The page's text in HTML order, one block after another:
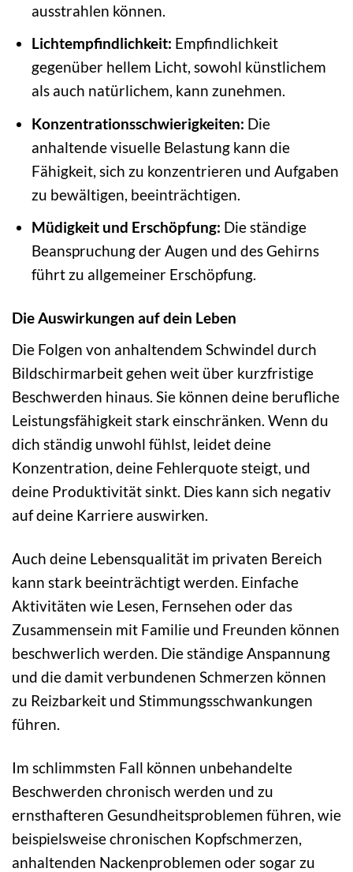
ausstrahlen können.
Lichtempfindlichkeit: Empfindlichkeit
gegenüber hellem Licht, sowohl künstlichem
als auch natürlichem, kann zunehmen.
Konzentrationsschwierigkeiten: Die
anhaltende visuelle Belastung kann die
Fähigkeit, sich zu konzentrieren und Aufgaben
zu bewältigen, beeinträchtigen.
Müdigkeit und Erschöpfung: Die ständige
Beanspruchung der Augen und des Gehirns
führt zu allgemeiner Erschöpfung.
Die Auswirkungen auf dein Leben
Die Folgen von anhaltendem Schwindel durch
Bildschirmarbeit gehen weit über kurzfristige
Beschwerden hinaus. Sie können deine berufliche
Leistungsfähigkeit stark einschränken. Wenn du
dich ständig unwohl fühlst, leidet deine
Konzentration, deine Fehlerquote steigt, und
deine Produktivität sinkt. Dies kann sich negativ
auf deine Karriere auswirken.
Auch deine Lebensqualität im privaten Bereich
kann stark beeinträchtigt werden. Einfache
Aktivitäten wie Lesen, Fernsehen oder das
Zusammensein mit Familie und Freunden können
beschwerlich werden. Die ständige Anspannung
und die damit verbundenen Schmerzen können
zu Reizbarkeit und Stimmungsschwankungen
führen.
Im schlimmsten Fall können unbehandelte
Beschwerden chronisch werden und zu
ernsthafteren Gesundheitsproblemen führen, wie
beispielsweise chronischen Kopfschmerzen,
anhaltenden Nackenproblemen oder sogar zu